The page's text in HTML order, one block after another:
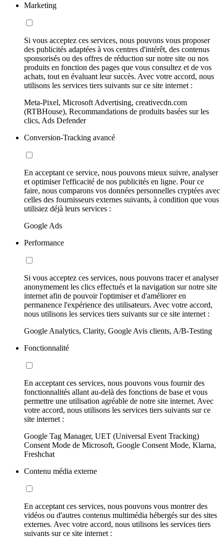
Marketing
Si vous acceptez ces services, nous pouvons vous proposer
des publicités adaptées à vos centres d'intérêt, des contenus
sponsorisés ou des offres de réduction sur notre site ou nos
produits en fonction des pages que vous consultez et de vos
achats, tout en évaluant leur succès. Avec votre accord, nous
utilisons les services tiers suivants sur ce site internet :
Meta-Pixel, Microsoft Advertising, creativecdn.com
(RTBHouse), Recommandations de produits basées sur les
clics, Ads Defender
Conversion-Tracking avancé
En acceptant ce service, nous pouvons mieux suivre, analyser
et optimiser l'efficacité de nos publicités en ligne. Pour ce
faire, nous comparons vos données personnelles cryptées avec
celles des fournisseurs externes suivants, à condition que vous
utilisiez déjà leurs services :
Google Ads
Performance
Si vous acceptez ces services, nous pouvons tracer et analyser
anonymement les clics effectués et la navigation sur notre site
internet afin de pouvoir l'optimiser et d'améliorer en
permanence l'expérience des utilisateurs. Avec votre accord,
nous utilisons les services tiers suivants sur ce site internet :
Google Analytics, Clarity, Google Avis clients, A/B-Testing
Fonctionnalité
En acceptant ces services, nous pouvons vous fournir des
fonctionnalités allant au-delà des fonctions de base et vous
permettre une utilisation agréable de notre site internet. Avec
votre accord, nous utilisons les services tiers suivants sur ce
site internet :
Google Tag Manager, UET (Universal Event Tracking)
Consent Mode de Microsoft, Google Consent Mode, Klarna,
Freshchat
Contenu média externe
En acceptant ces services, nous pouvons vous montrer des
vidéos ou d'autres contenus multimédia hébergés sur des sites
externes. Avec votre accord, nous utilisons les services tiers
suivants sur ce site internet :